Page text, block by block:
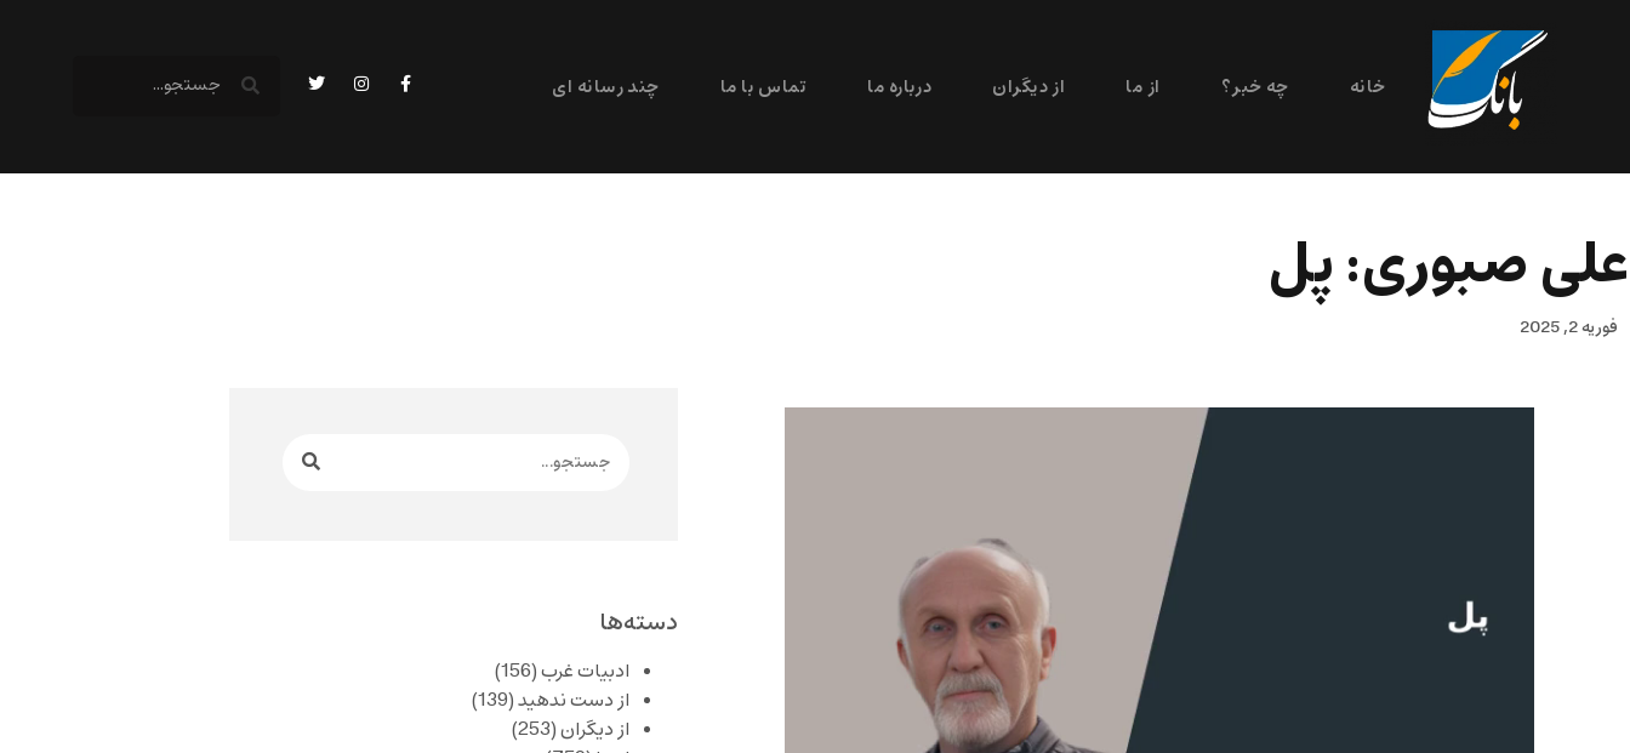
خانه چه خبر؟ از ما از دیگران درباره ما تماس با ما چند رسانه ای
علی صبوری: پل
فوریه 2, 2025
دسته‌ها
ادبیات غرب(156)
از دست ندهید(139)
از دیگران(253)